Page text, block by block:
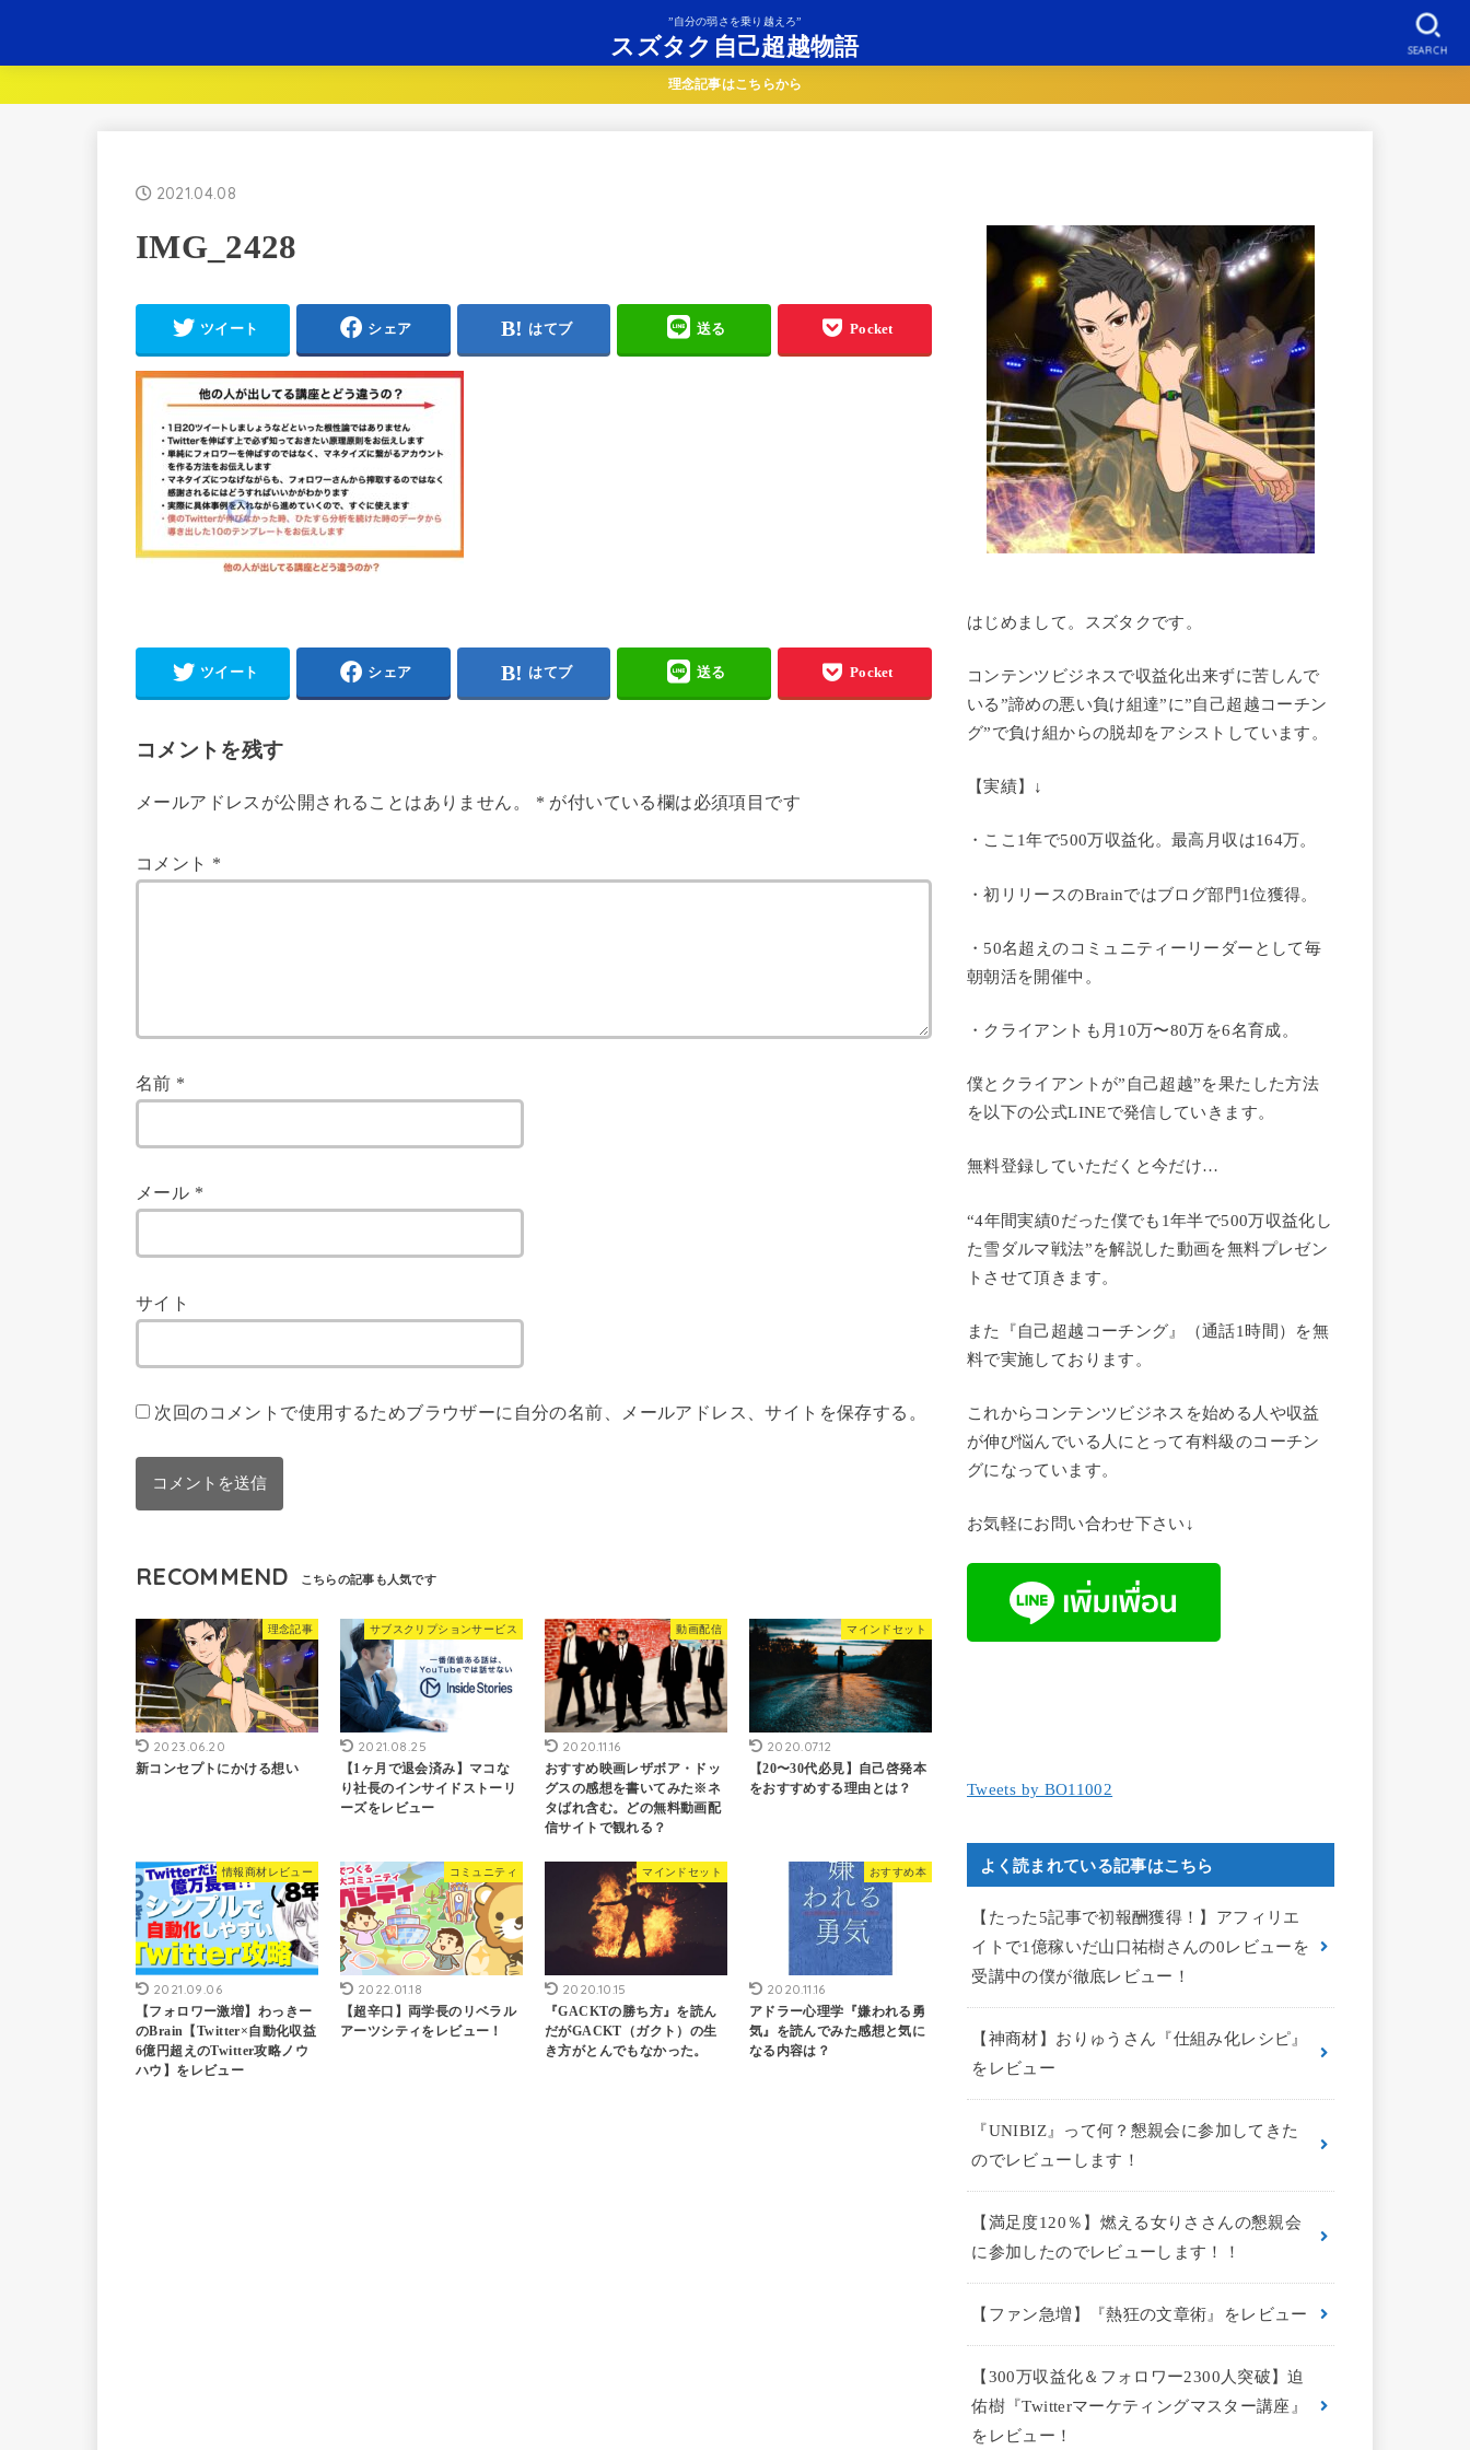
”自分の弱さを乗り越えろ”
スズタク自己超越物語 SEARCH
理念記事はこちらから
2021.04.08
IMG_2428
ツイート シェア はてブ 送る Pocket
ツイート シェア はてブ 送る Pocket
コメントを残す
メールアドレスが公開されることはありません。 * が付いている欄は必須項目です
コメント *
名前 *
メール *
サイト
次回のコメントで使用するためブラウザーに自分の名前、メールアドレス、サイトを保存する。
RECOMMEND
理念記事
2023.06.20
新コンセプトにかける想い
サブスクリプションサービス
2021.08.25
【1ヶ月で退会済み】マコな
り社長のインサイドストーリ
ーズをレビュー
動画配信
2020.11.16
おすすめ映画レザボア・ドッ
グスの感想を書いてみた※ネ
タばれ含む。どの無料動画配
信サイトで観れる？
マインドセット
2020.07.12
【20〜30代必見】自己啓発本
をおすすめする理由とは？
情報商材レビュー
2021.09.06
【フォロワー激増】わっきー
のBrain【Twitter×自動化収益
6億円超えのTwitter攻略ノウ
ハウ】をレビュー
コミュニティ
2022.01.18
【超辛口】両学長のリベラル
アーツシティをレビュー！
マインドセット
2020.10.15
『GACKTの勝ち方』を読ん
だがGACKT（ガクト）の生
き方がとんでもなかった。
おすすめ本
2020.11.16
アドラー心理学『嫌われる勇
気』を読んでみた感想と気に
なる内容は？
はじめまして。スズタクです。
コンテンツビジネスで収益化出来ずに苦しんで
いる”諦めの悪い負け組達”に”自己超越コーチン
グ”で負け組からの脱却をアシストしています。
【実績】↓
・ここ1年で500万収益化。最高月収は164万。
・初リリースのBrainではブログ部門1位獲得。
・50名超えのコミュニティーリーダーとして毎
朝朝活を開催中。
・クライアントも月10万〜80万を6名育成。
僕とクライアントが”自己超越”を果たした方法
を以下の公式LINEで発信していきます。
無料登録していただくと今だけ…
“4年間実績0だった僕でも1年半で500万収益化し
た雪ダルマ戦法”を解説した動画を無料プレゼン
トさせて頂きます。
また『自己超越コーチング』（通話1時間）を無
料で実施しております。
これからコンテンツビジネスを始める人や収益
が伸び悩んでいる人にとって有料級のコーチン
グになっています。
お気軽にお問い合わせ下さい↓
Tweets by BO11002
よく読まれている記事はこちら
【たった5記事で初報酬獲得！】アフィリエ
イトで1億稼いだ山口祐樹さんの0レビューを
受講中の僕が徹底レビュー！
【神商材】おりゅうさん『仕組み化レシピ』
をレビュー
『UNIBIZ』って何？懇親会に参加してきた
のでレビューします！
【満足度120％】燃える女りささんの懇親会
に参加したのでレビューします！！
【ファン急増】『熱狂の文章術』をレビュー
【300万収益化＆フォロワー2300人突破】迫
佑樹『Twitterマーケティングマスター講座』
をレビュー！